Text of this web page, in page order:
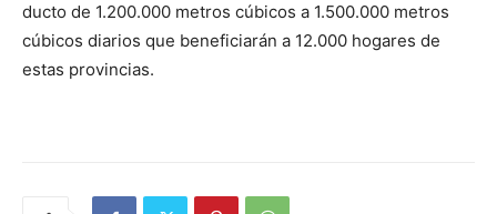
ducto de 1.200.000 metros cúbicos a 1.500.000 metros
cúbicos diarios que beneficiarán a 12.000 hogares de
estas provincias.